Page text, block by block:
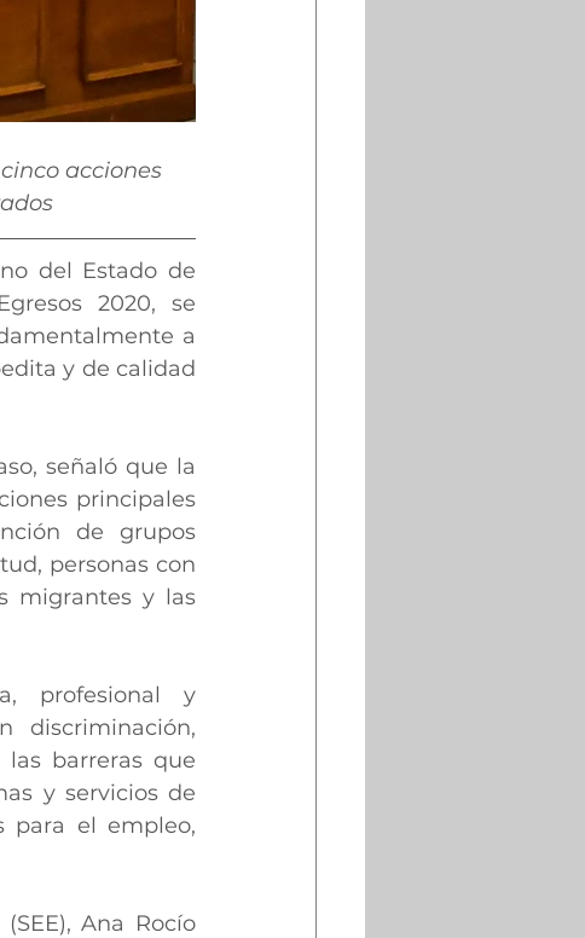
acciones
del Estado de
2020, se
a
y de calidad
señaló que la
principales
de grupos
personas con
migrantes y las
profesional y
discriminación,
barreras que
y servicios de
para el empleo,
Ana Rocío